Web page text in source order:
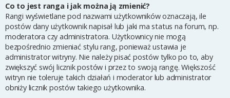
Co to jest ranga i jak można ją zmienić?
Rangi wyświetlane pod nazwami użytkowników oznaczają, ile
postów dany użytkownik napisał lub jaki ma status na forum, np.
moderatora czy administratora. Użytkownicy nie mogą
bezpośrednio zmieniać stylu rang, ponieważ ustawia je
administrator witryny. Nie należy pisać postów tylko po to, aby
zwiększyć swój licznik postów i przez to swoją rangę. Większość
witryn nie toleruje takich działań i moderator lub administrator
obniży licznik postów takiego użytkownika.